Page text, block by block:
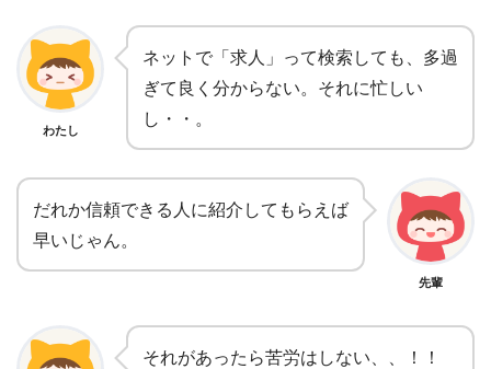
わたし
ネットで「求人」って検索しても、多過
ぎて良く分からない。それに忙しい
し・・。
だれか信頼できる人に紹介してもらえば
早いじゃん。
先輩
それがあったら苦労はしない、、！！